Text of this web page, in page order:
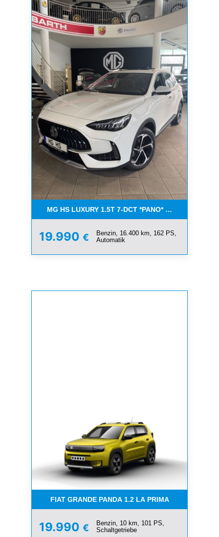
MG HS LUXURY 1.5T 7-DCT *PANO* AUCH IN
19.990 €
Benzin, 16.400 km, 162 PS,
Automatik
FIAT GRANDE PANDA 1.2 LA PRIMA
19.990 €
Benzin, 10 km, 101 PS,
Schaltgetriebe